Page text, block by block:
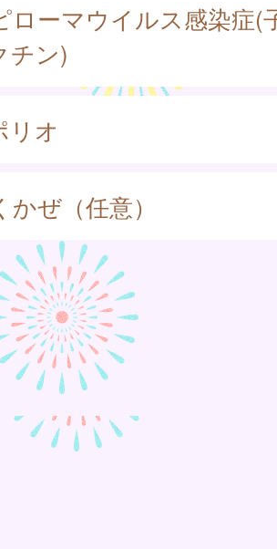
ローマウイルス感染症(
チン)
リオ
ぜ（任意）